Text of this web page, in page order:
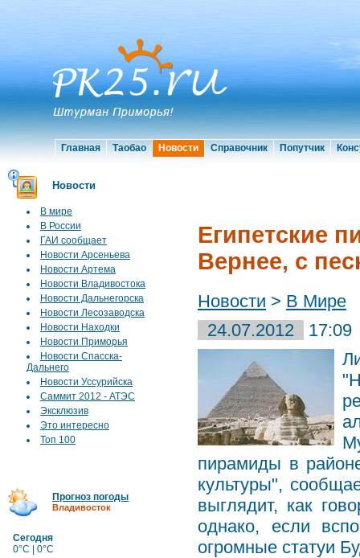
Главная Таобао Новости Справочник Попутчик
Новости
В мире
В России
ГАИ сообщает
Новости Арсеньева
Новости Артема
Новости Владивостока
Новости Дальнегорска
Новости Лесозаводска
Новости Находки
Новости Приморья
Новости Спасска-
Дальнего
Новости Уссурийска
Саммит 2012 - АТЭС
Эксклюзив
Это интересно
Топ 100
Прогноз погоды
Владивосток
Сегодня
0°C | 0°C
Египетские
Вернее, с
Новости > В Мире
24.07.2012
17:09
пирамиды в
культуры",
выглядит, как
однако, если
огромные статуи